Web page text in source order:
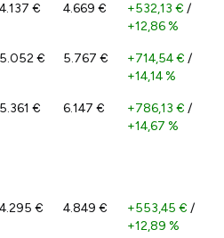
4.137 € 4.669 € +532,13 € /
+12,86 %
5.052 € 5.767 € +714,54 € /
+14,14 %
5.361 € 6.147 € +786,13 € /
+14,67 %
4.295 € 4.849 € +553,45 € /
+12,89 %